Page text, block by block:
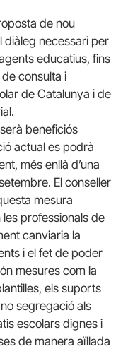
de nou
diàleg necessari per
educatius, fins
consulta i
de Catalunya i de
beneficiós
actual es podrà
més enllà d’una
El conseller
mesura
les professionals de
canviaria la
i el fet de poder
mesures com la
els suports
segregació als
escolars dignes i
de manera aïllada